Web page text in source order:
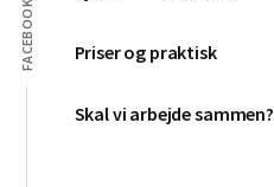
FACEBOOKBack
content
creation,
blog,
Priser og praktisk
Skal vi arbejde sammen?